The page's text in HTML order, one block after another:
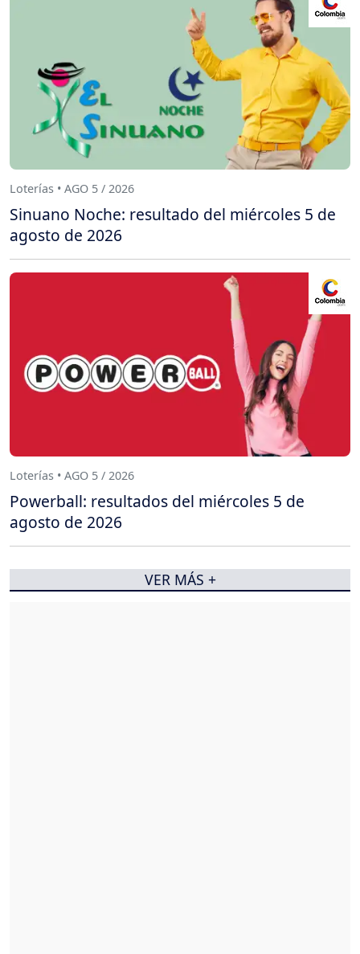
Loterías • AGO 5 / 2026
Sinuano Noche: resultado del miércoles 5 de
agosto de 2026
Loterías • AGO 5 / 2026
Powerball: resultados del miércoles 5 de
agosto de 2026
VER MÁS +